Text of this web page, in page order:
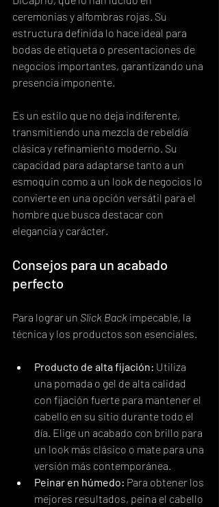
ceremonias y alfombras rojas. Su
estructura definida lo hace ideal para
bodas de etiqueta o presentaciones de
negocios importantes, garantizando una
presencia imponente.
Es un estilo que no deja indiferente,
transmitiendo una mezcla de rebeldía
clásica y refinamiento moderno. Su
capacidad para adaptarse tanto a un
esmoquin como a un look de negocios lo
convierte en una opción versátil para el
hombre que busca destacar con
elegancia y carácter.
Consejos para un acabado
perfecto
Para lograr un Slick Back impecable, la
técnica y los productos son esenciales.
Producto de alta fijación: Utiliza
una pomada o gel de alta calidad
con fijación fuerte para mantener el
cabello en su sitio durante todo el
día. Elige un acabado con brillo para
un look más clásico o mate para una
versión más contemporánea.
Peinar en húmedo: Para obtener los
mejores resultados, peina el cabello